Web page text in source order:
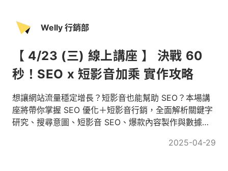
Welly 行銷部
【 4/23 (三) 線上講座 】 決戰 60
秒！SEO x 短影音加乘 實作攻略
想讓網站流量穩定增長？短影音也能幫助 SEO？本場講
座將帶你掌握 SEO 優化＋短影音行銷，全面解析關鍵字
研究、搜尋意圖、短影音 SEO、爆款內容製作與數據分
2025-04-29